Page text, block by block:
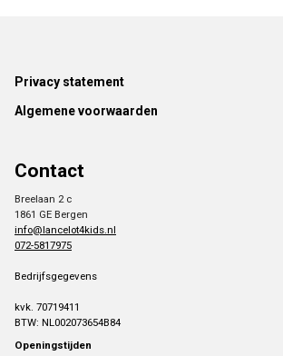
Footer
Privacy statement
Algemene voorwaarden
Contact
Breelaan 2 c
1861 GE Bergen
info@lancelot4kids.nl
072-5817975
Bedrijfsgegevens
kvk. 70719411
BTW: NL002073654B84
Openingstijden